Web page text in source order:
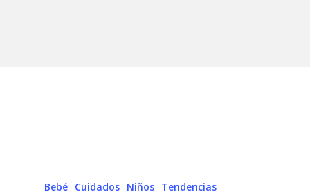
Bebé Cuidados Niños Tendencias